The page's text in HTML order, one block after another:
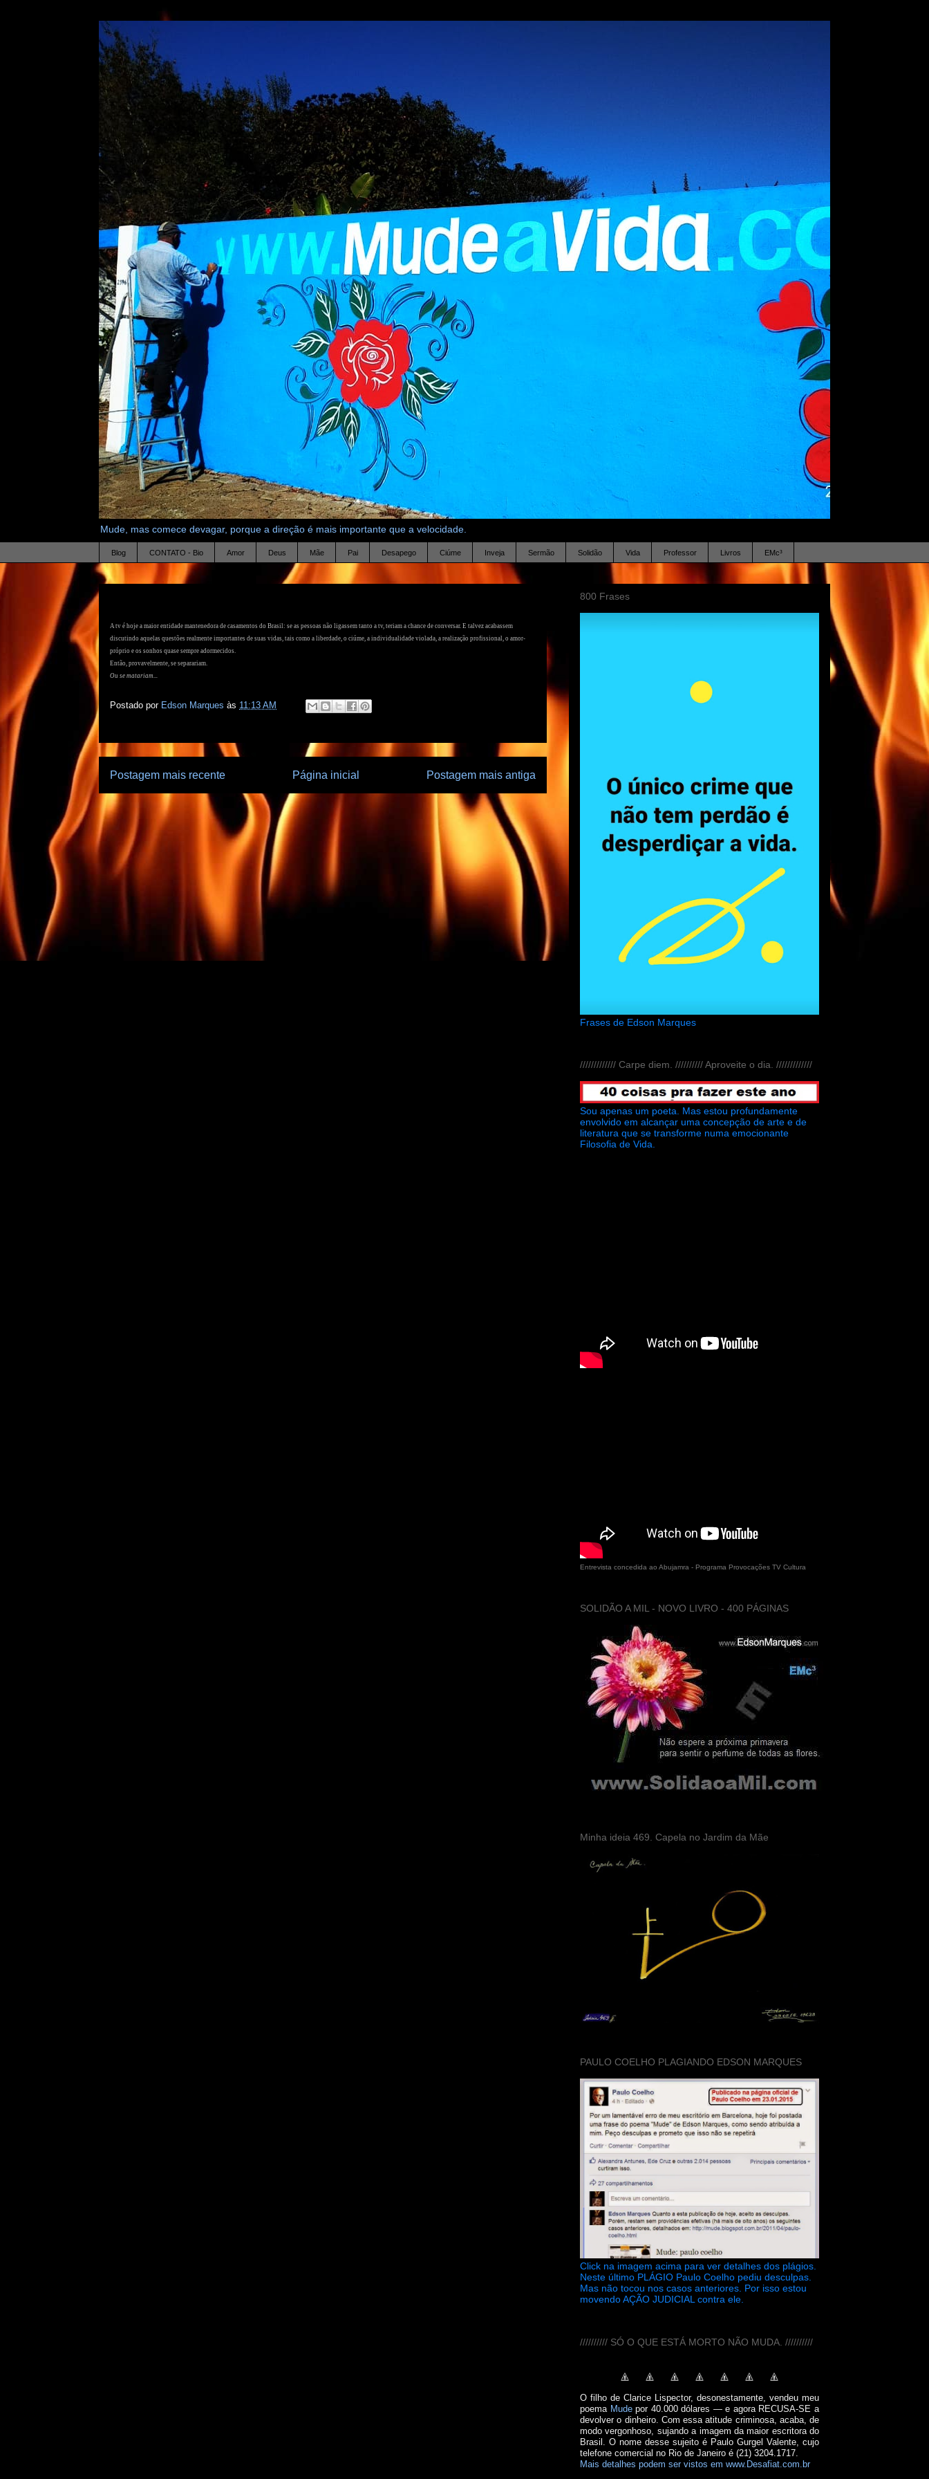
Mude, mas comece devagar, porque a direção é mais importante que a velocidade.
Blog CONTATO - Bio Amor Deus Mãe Pai Desapego Ciúme Inveja Sermão Solidão Vida Professor Livros EMc³
A tv é hoje a maior entidade mantenedora de casamentos do Brasil: se as pessoas não ligassem tanto a tv, teriam a chance de conversar. E talvez acabassem
discutindo aquelas questões realmente importantes de suas vidas, tais como a liberdade, o ciúme, a individualidade violada, a realização profissional, o amor-
próprio e os sonhos quase sempre adormecidos.
Então, provavelmente, se separariam.
Ou se matariam...
Postado por Edson Marques às 11:13 AM
Postagem mais recente Postagem mais antiga
Página inicial
800 Frases
Frases de Edson Marques
///////////// Carpe diem. ////////// Aproveite o dia. /////////////
Sou apenas um poeta. Mas estou profundamente
envolvido em alcançar uma concepção de arte e de
literatura que se transforme numa emocionante
Filosofia de Vida.
Entrevista concedida ao Abujamra - Programa Provocações TV Cultura
SOLIDÃO A MIL - NOVO LIVRO - 400 PÁGINAS
Minha ideia 469. Capela no Jardim da Mãe
PAULO COELHO PLAGIANDO EDSON MARQUES
Click na imagem acima para ver detalhes dos plágios.
Neste último PLÁGIO Paulo Coelho pediu desculpas.
Mas não tocou nos casos anteriores. Por isso estou
movendo AÇÃO JUDICIAL contra ele.
////////// SÓ O QUE ESTÁ MORTO NÃO MUDA. //////////
O filho de Clarice Lispector, desonestamente, vendeu meu
poema Mudepor 40.000 dólares — e agora RECUSA-SE a
devolver o dinheiro. Com essa atitude criminosa, acaba, de
modo vergonhoso, sujando a imagem da maior escritora do
Brasil. O nome desse sujeito é Paulo Gurgel Valente, cujo
telefone comercial no Rio de Janeiro é (21) 3204.1717.
Mais detalhes podem ser vistos em www.Desafiat.com.br